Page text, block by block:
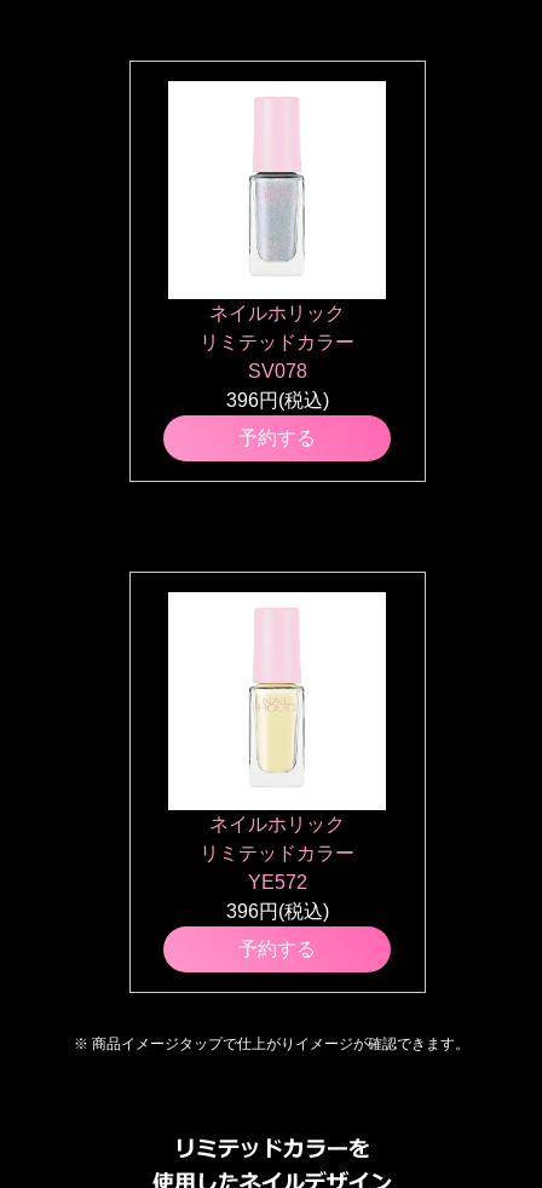
ネイルホリック
リミテッドカラー
SV078
396円(税込)
予約する
ネイルホリック
リミテッドカラー
YE572
396円(税込)
予約する
※ 商品イメージタップで仕上がりイメージが確認できます。